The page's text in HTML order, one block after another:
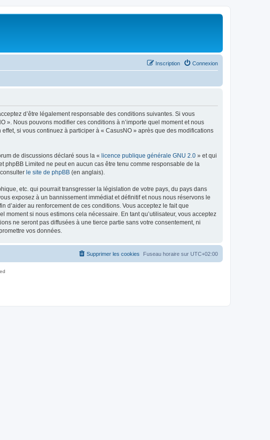
Connexion
Inscription
d’être légalement responsable des conditions suivantes. Si vous
». Nous pouvons modifier ces conditions à n’importe quel moment et nous
si vous continuez à participer à « CasusNO » après que des modifications
de discussions déclaré sous la « licence publique générale GNU 2.0 » et qui
Limited ne peut en aucun cas être tenu comme responsable de la
le site de phpBB (en anglais).
etc. qui pourrait transgresser la législation de votre pays, du pays dans
exposez à un bannissement immédiat et définitif et nous nous réservons le
d’aider au renforcement de ces conditions. Vous acceptez le fait que
moment si nous estimons cela nécessaire. En tant qu’utilisateur, vous acceptez
ne seront pas diffusées à une tierce partie sans votre consentement, ni
vos données.
Fuseau horaire sur UTC+02:00
Supprimer les cookies